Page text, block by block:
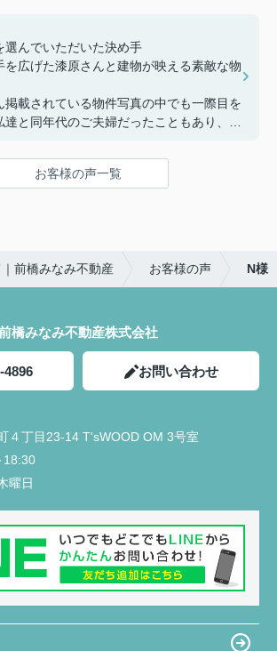
得してから家を購入できるように客の気持
添う姿勢から信頼できると思い、ここで購
ました。
こと、良かった点、もっとこうして欲しか
など
楽に聞くことや報告ができました。
対する返信が遅いことがなく、緊急性のあ
のを何度も更新し作っていただきました。
の流れが想像でき、さまざまな複雑な手続
店が関わる疑問点に対しても、みなみ不動
ら連絡や確認していただきました。さらに
かりやすく説明していただき、手間のかか
進んでしていただきありがたかったです。
き、私達では気がつかなった不備の点を見
ただき丁寧さと親身になって対応していた
と感じました。
選んでいただいた決め手
を広げた漆原さんと建物が映える素敵な物
掲載されている物件写真の中でも一際目を
達と同年代のご夫婦だったこともあり、こ
約したのが始まりでした。真夏の暑い中で
自由にゆっくり見てください！」と長い時
こと、良かった点、もっとこうして欲しか
など
い物になるので気になったことがあるとな
く、確認しないと分からないこともすぐに
たと思います。
とても信頼しております★
お客様の声一覧
前橋みなみ不動産 お客様の声 N様
橋みなみ不動産株式会社
4896 お問い合わせ
４丁目23‐14 T'sWOOD OM 3号室
18:30
曜日